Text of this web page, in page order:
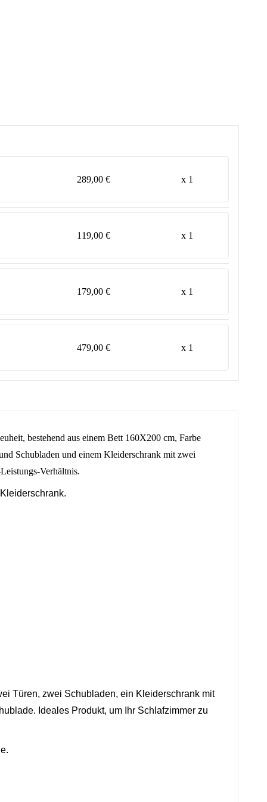
289,00 € x 1
119,00 € x 1
179,00 € x 1
479,00 € x 1
bestehend aus einem Bett 160X200 cm, Farbe
Schubladen und einem Kleiderschrank mit zwei
Verhältnis.
Türen, zwei Schubladen, ein Kleiderschrank mit
Ideales Produkt, um Ihr Schlafzimmer zu